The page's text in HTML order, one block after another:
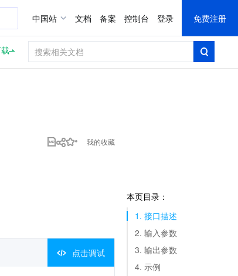
中国站 文档 备案 控制台 登录 免费注册
我的收藏
本页目录：
1. 接口描述
2. 输入参数
3. 输出参数
4. 示例
点击调试